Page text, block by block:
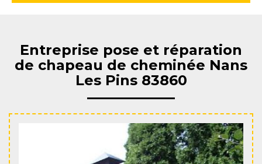
Entreprise pose et réparation
de chapeau de cheminée Nans
Les Pins 83860